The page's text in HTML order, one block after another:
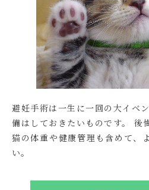
避妊手術は一生に一回の大イベ
備はしておきたいものです。 後
猫の体重や健康管理も含めて、
い。